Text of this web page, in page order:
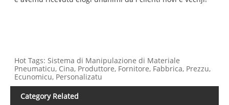
Hot Tags: Sistema di Manipulazione di Materiale
Pneumaticu, Cina, Produttore, Fornitore, Fabbrica, Prezzu,
Ecunomicu, Personalizatu
Category Related